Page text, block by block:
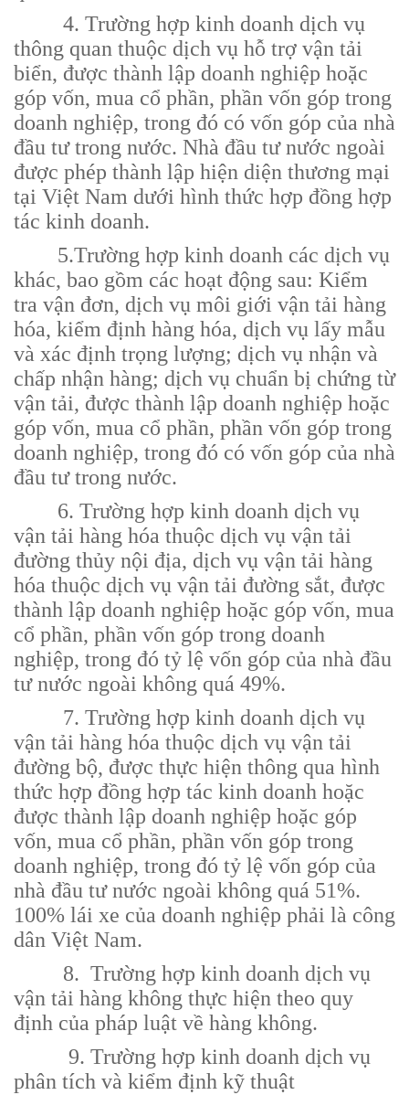
4. Trường hợp kinh doanh dịch vụ
thông quan thuộc dịch vụ hỗ trợ vận tải
biển, được thành lập doanh nghiệp hoặc
góp vốn, mua cổ phần, phần vốn góp trong
doanh nghiệp, trong đó có vốn góp của nhà
đầu tư trong nước. Nhà đầu tư nước ngoài
được phép thành lập hiện diện thương mại
tại Việt Nam dưới hình thức hợp đồng hợp
tác kinh doanh.
5.Trường hợp kinh doanh các dịch vụ
khác, bao gồm các hoạt động sau: Kiểm
tra vận đơn, dịch vụ môi giới vận tải hàng
hóa, kiểm định hàng hóa, dịch vụ lấy mẫu
và xác định trọng lượng; dịch vụ nhận và
chấp nhận hàng; dịch vụ chuẩn bị chứng từ
vận tải, được thành lập doanh nghiệp hoặc
góp vốn, mua cổ phần, phần vốn góp trong
doanh nghiệp, trong đó có vốn góp của nhà
đầu tư trong nước.
6. Trường hợp kinh doanh dịch vụ
vận tải hàng hóa thuộc dịch vụ vận tải
đường thủy nội địa, dịch vụ vận tải hàng
hóa thuộc dịch vụ vận tải đường sắt, được
thành lập doanh nghiệp hoặc góp vốn, mua
cổ phần, phần vốn góp trong doanh
nghiệp, trong đó tỷ lệ vốn góp của nhà đầu
tư nước ngoài không quá 49%.
7. Trường hợp kinh doanh dịch vụ
vận tải hàng hóa thuộc dịch vụ vận tải
đường bộ, được thực hiện thông qua hình
thức hợp đồng hợp tác kinh doanh hoặc
được thành lập doanh nghiệp hoặc góp
vốn, mua cổ phần, phần vốn góp trong
doanh nghiệp, trong đó tỷ lệ vốn góp của
nhà đầu tư nước ngoài không quá 51%.
100% lái xe của doanh nghiệp phải là công
dân Việt Nam.
8. Trường hợp kinh doanh dịch vụ
vận tải hàng không thực hiện theo quy
định của pháp luật về hàng không.
9. Trường hợp kinh doanh dịch vụ
phân tích và kiểm định kỹ thuật